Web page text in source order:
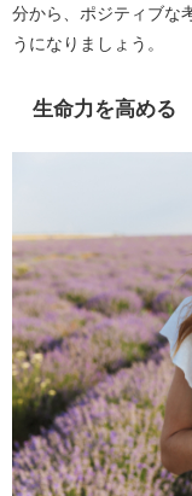
分から、ポジティブな
うになりましょう。
生命力を高める